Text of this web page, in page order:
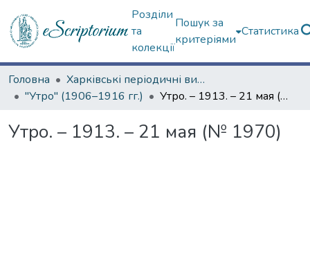
Розділи
та
колекції
Пошук за
критеріями
Статистика
Головна
Харківські періодичні видання
"Утро" (1906–1916 гг.)
Утро. – 1913. – 21 мая (№ 1970)
Утро. – 1913. – 21 мая (№ 1970)